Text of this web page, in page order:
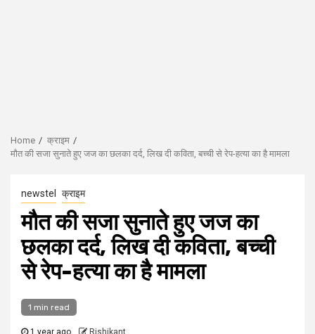
Home
क्राइम
मौत की सजा सुनाते हुए जज का छलका दर्द, लिख दी कविता, बच्ची से रेप-हत्या का है मामला
newstel क्राइम
मौत की सजा सुनाते हुए जज का
छलका दर्द, लिख दी कविता, बच्ची
से रेप-हत्या का है मामला
1 min read
1 year ago Rishikant